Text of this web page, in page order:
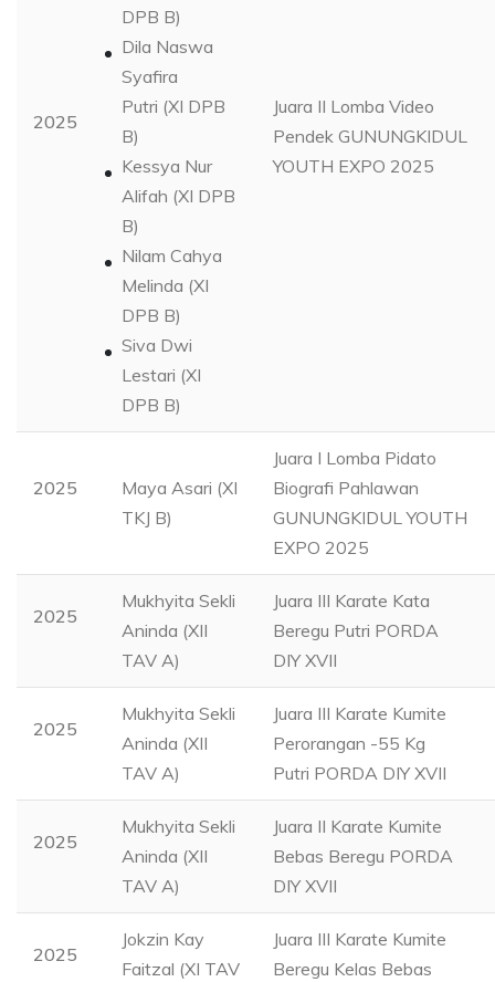
2025
DPB B)
Dila Naswa
Syafira
Putri (XI DPB
B)
Kessya Nur
Alifah (XI DPB
B)
Nilam Cahya
Melinda (XI
DPB B)
Siva Dwi
Lestari (XI
DPB B)
Juara II Lomba Video
Pendek GUNUNGKIDUL
YOUTH EXPO 2025
2025
Maya Asari (XI
TKJ B)
Juara I Lomba Pidato
Biografi Pahlawan
GUNUNGKIDUL YOUTH
EXPO 2025
2025
Mukhyita Sekli
Aninda (XII
TAV A)
Juara III Karate Kata
Beregu Putri PORDA
DIY XVII
2025
Mukhyita Sekli
Aninda (XII
TAV A)
Juara III Karate Kumite
Perorangan -55 Kg
Putri PORDA DIY XVII
2025
Mukhyita Sekli
Aninda (XII
TAV A)
Juara II Karate Kumite
Bebas Beregu PORDA
DIY XVII
2025
Jokzin Kay
Faitzal (XI TAV
Juara III Karate Kumite
Beregu Kelas Bebas